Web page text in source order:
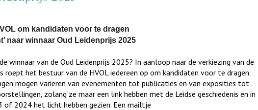
om kandidaten voor te dragen
naar winnaar Oud Leidenprijs 2025
winnaar van de Oud Leidenprijs 2025? In aanloop naar de verkiezing van de
roept het bestuur van de HVOL iedereen op om kandidaten voor te dragen.
mogen variëren van evenementen tot publicaties en van exposities tot
zolang ze maar een link hebben met de Leidse geschiedenis en in
of 2024 het licht hebben gezien. Een mailtje